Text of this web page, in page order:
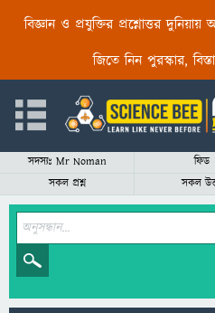
বিজ্ঞান ও প্রযুক্তির প্রশ্নোত্তর
জিতে নিন পুরস্কার,
সদস্যঃ Mr Noman ফিড
সকল প্রশ্ন
সকল